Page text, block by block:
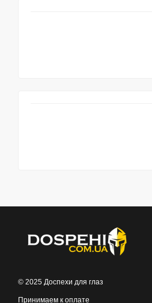
© 2025 Доспехи для глаз
Принимаем к оплате